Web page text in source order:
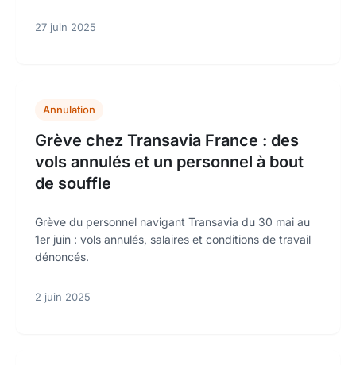
27 juin 2025
Annulation
Grève chez Transavia France : des
vols annulés et un personnel à bout
de souffle
Grève du personnel navigant Transavia du 30 mai au
1er juin : vols annulés, salaires et conditions de travail
dénoncés.
2 juin 2025